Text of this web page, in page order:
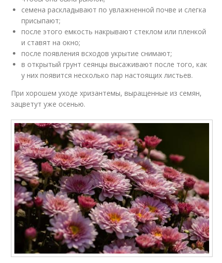
семена раскладывают по увлажненной почве и слегка
присыпают;
после этого емкость накрывают стеклом или пленкой
и ставят на окно;
после появления всходов укрытие снимают;
в открытый грунт сеянцы высаживают после того, как
у них появится несколько пар настоящих листьев.
При хорошем уходе хризантемы, выращенные из семян,
зацветут уже осенью.